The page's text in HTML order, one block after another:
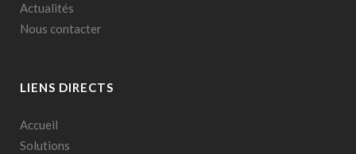
Actualités
Nous contacter
LIENS DIRECTS
Accueil
Solutions